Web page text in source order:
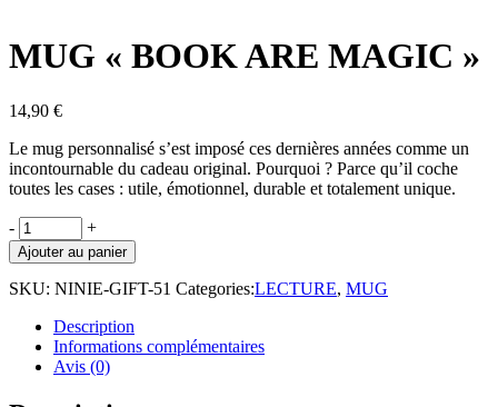
MUG « BOOK ARE MAGIC »
14,90 €
Le mug personnalisé s’est imposé ces dernières années comme un
incontournable du cadeau original. Pourquoi ? Parce qu’il coche
toutes les cases : utile, émotionnel, durable et totalement unique.
MUG
"BOOK
ARE
MAGIC"
- +
Ajouter au panier
SKU: NINIE-GIFT-51 Categories:LECTURE, MUG
Description
Informations complémentaires
Avis (0)